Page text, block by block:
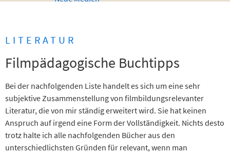
LITERATUR
Filmpädagogische Buchtipps
Bei der nachfolgenden Liste handelt es sich um eine sehr
subjektive Zusammenstellung von filmbildungsrelevanter
Literatur, die von mir ständig erweitert wird. Sie hat keinen
Anspruch auf irgend eine Form der Vollständigkeit. Nichts desto
trotz halte ich alle nachfolgenden Bücher aus den
unterschiedlichsten Gründen für relevant, wenn man